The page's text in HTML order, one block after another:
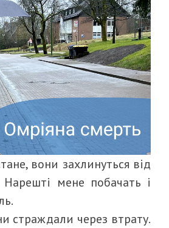
вони захлинуться від
Нарешті мене побачать і
страждали через втрату.